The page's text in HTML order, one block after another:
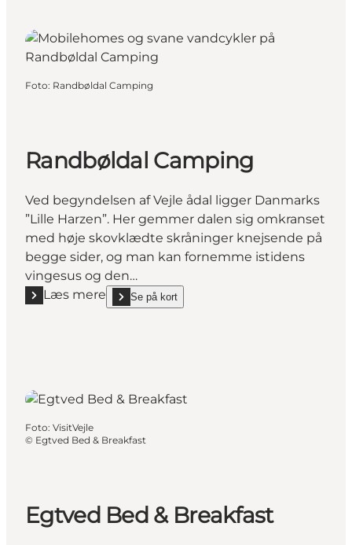
Foto: Randbøldal Camping
Randbøldal Camping
Ved begyndelsen af Vejle ådal ligger Danmarks
”Lille Harzen”. Her gemmer dalen sig omkranset
med høje skovklædte skråninger knejsende på
begge sider, og man kan fornemme istidens
vingesus og den…
Læs mere
Læs mere "Randbøldal Camping"
Se på kort
show Randbøldal Camping on_map
Foto: VisitVejle
© Egtved Bed & Breakfast
Egtved Bed & Breakfast